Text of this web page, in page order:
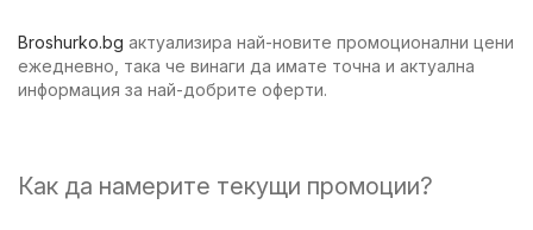
Broshurko.bg актуализира най-новите промоционални цени
ежедневно, така че винаги да имате точна и актуална
информация за най-добрите оферти.
Как да намерите текущи промоции?